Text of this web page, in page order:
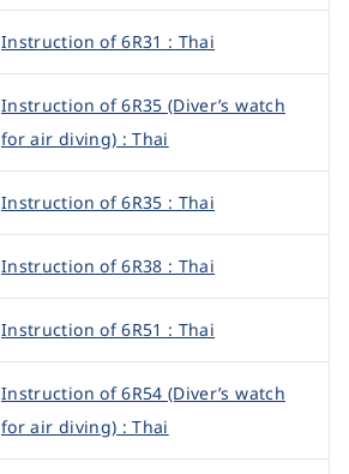
Instruction of 6R31 : Thai
Instruction of 6R35 (Diver’s watch
for air diving) : Thai
Instruction of 6R35 : Thai
Instruction of 6R38 : Thai
Instruction of 6R51 : Thai
Instruction of 6R54 (Diver’s watch
for air diving) : Thai